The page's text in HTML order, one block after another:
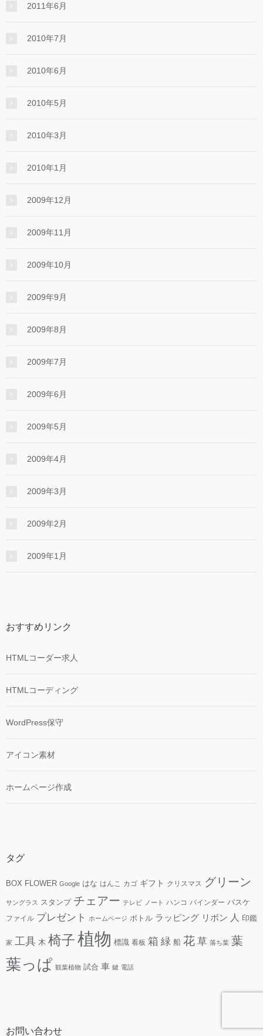
2011年6月
2010年7月
2010年6月
2010年5月
2010年3月
2010年1月
2009年12月
2009年11月
2009年10月
2009年9月
2009年8月
2009年7月
2009年6月
2009年5月
2009年4月
2009年3月
2009年2月
2009年1月
おすすめリンク
HTMLコーダー求人
HTMLコーディング
WordPress保守
アイコン素材
ホームページ作成
タグ
BOX FLOWER Google はな はんこ カゴ ギフト クリスマス グリーン
サングラス スタンプ チェアー テレビ ノート ハンコ バインダー バスケ
ファイル プレゼント ホームページ ボトル ラッピング リボン 人 印鑑
家 工具 木 椅子植物 標識 看板 箱 緑 船 花 草 落ち葉 葉
葉っぱ 観葉植物 試合 車 鍵 電話
お問い合わせ